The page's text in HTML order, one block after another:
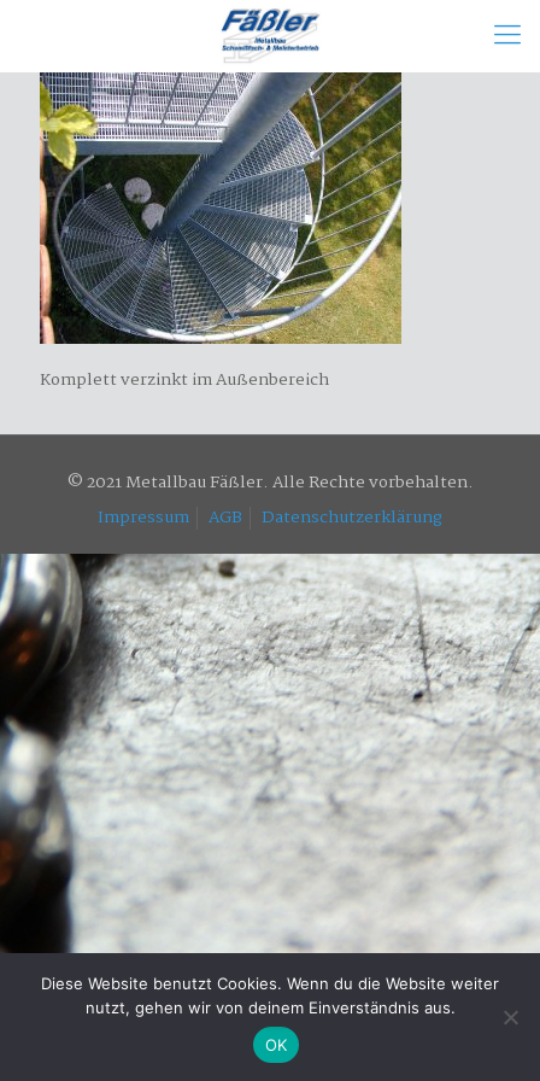
Komplett verzinkt im Außenbereich
© 2021 Metallbau Fäßler. Alle Rechte vorbehalten.
Impressum
AGB Datenschutzerklärung
Diese Website benutzt Cookies. Wenn du die Website weiter
nutzt, gehen wir von deinem Einverständnis aus.
OK